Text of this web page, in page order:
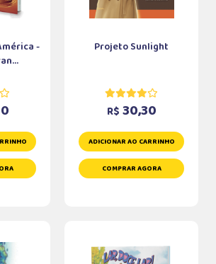
-
Projeto Sunlight
R$ 30,30
ADICIONAR AO CARRINHO
COMPRAR AGORA